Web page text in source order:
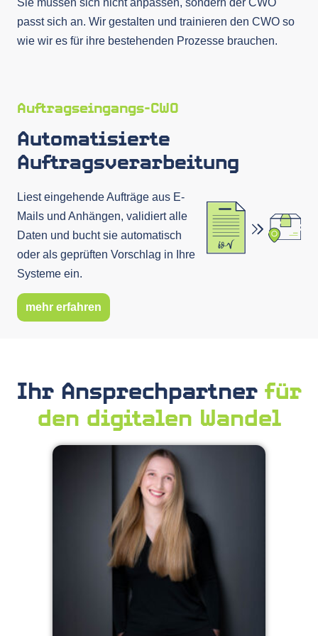
Sie müssen sich nicht anpassen, sondern der CWO
passt sich an. Wir gestalten und trainieren den CWO so
wie wir es für ihre bestehenden Prozesse brauchen.
Auftragseingangs-CWO
Automatisierte
Auftragsverarbeitung
Liest eingehende Aufträge aus E-
Mails und Anhängen, validiert alle
Daten und bucht sie automatisch
oder als geprüften Vorschlag in Ihre
Systeme ein.
mehr erfahren
Ihr Ansprechpartner für
den digitalen Wandel